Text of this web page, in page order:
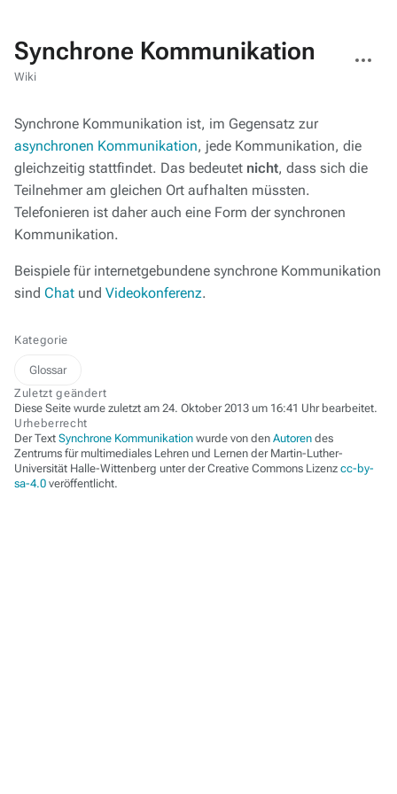
Synchrone Kommunikation
Wiki
Aktionen
Synchrone Kommunikation ist, im Gegensatz zur
asynchronen Kommunikation, jede Kommunikation, die
gleichzeitig stattfindet. Das bedeutet nicht, dass sich die
Teilnehmer am gleichen Ort aufhalten müssten.
Telefonieren ist daher auch eine Form der synchronen
Kommunikation.
Beispiele für internetgebundene synchrone Kommunikation
sind Chat und Videokonferenz.
Kategorie
Glossar
Zuletzt geändert
Diese Seite wurde zuletzt am 24. Oktober 2013 um 16:41 Uhr bearbeitet.
Urheberrecht
Der Text Synchrone Kommunikation wurde von den Autoren des
Zentrums für multimediales Lehren und Lernen der Martin-Luther-
Universität Halle-Wittenberg unter der Creative Commons Lizenz cc-by-
sa-4.0 veröffentlicht.